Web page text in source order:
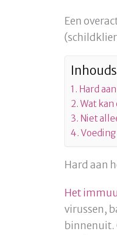
Een
Hard
Wat kan
Niet
Hard aan
Het
virussen,
binnenuit.